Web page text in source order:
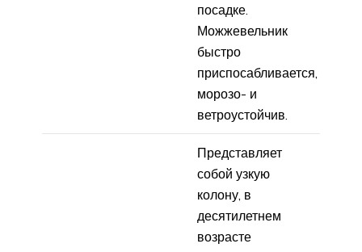
посадке.
Можжевельник
быстро
приспосабливается,
морозо- и
ветроустойчив.
Представляет
собой узкую
колону, в
десятилетнем
возрасте